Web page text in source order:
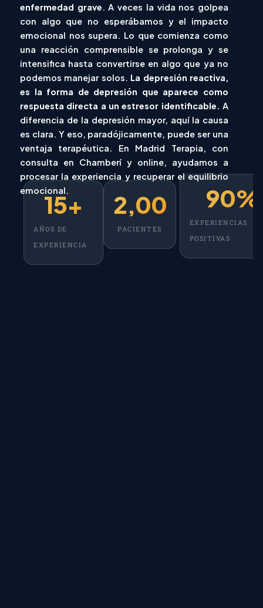
enfermedad grave. A veces la vida nos golpea
con algo que no esperábamos y el impacto
emocional nos supera. Lo que comienza como
una reacción comprensible se prolonga y se
intensifica hasta convertirse en algo que ya no
podemos manejar solos. La depresión reactiva,
es la forma de depresión que aparece como
respuesta directa a un estresor identificable. A
diferencia de la depresión mayor, aquí la causa
es clara. Y eso, paradójicamente, puede ser una
ventaja terapéutica. En Madrid Terapia, con
consulta en Chamberí y online, ayudamos a
procesar la experiencia y recuperar el equilibrio
emocional.
AÑOS DE
EXPERIENCIA
15+
PACIENTES
2,000
EXPERIENCIAS
POSITIVAS
90%